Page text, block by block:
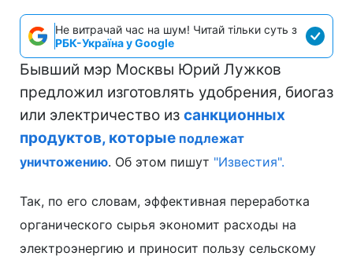
Не витрачай час на шум! Читай тільки суть з
РБК-Україна у Google
Бывший мэр Москвы Юрий Лужков
предложил изготовлять удобрения, биогаз
или электричество из санкционных
продуктов, которые подлежат
уничтожению. Об этом пишут "Известия".
Так, по его словам, эффективная переработка
органического сырья экономит расходы на
электроэнергию и приносит пользу сельскому